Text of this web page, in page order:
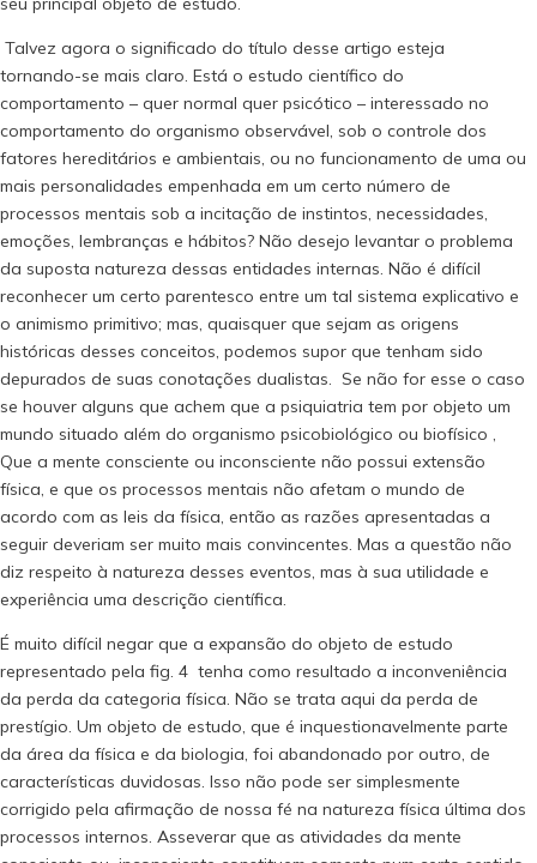
Talvez agora o significado do título desse artigo esteja
tornando-se mais claro. Está o estudo científico do
comportamento – quer normal quer psicótico – interessado no
comportamento do organismo observável, sob o controle dos
fatores hereditários e ambientais, ou no funcionamento de uma ou
mais personalidades empenhada em um certo número de
processos mentais sob a incitação de instintos, necessidades,
emoções, lembranças e hábitos? Não desejo levantar o problema
da suposta natureza dessas entidades internas. Não é difícil
reconhecer um certo parentesco entre um tal sistema explicativo e
o animismo primitivo; mas, quaisquer que sejam as origens
históricas desses conceitos, podemos supor que tenham sido
depurados de suas conotações dualistas. Se não for esse o caso
se houver alguns que achem que a psiquiatria tem por objeto um
mundo situado além do organismo psicobiológico ou biofísico ,
Que a mente consciente ou inconsciente não possui extensão
física, e que os processos mentais não afetam o mundo de
acordo com as leis da física, então as razões apresentadas a
seguir deveriam ser muito mais convincentes. Mas a questão não
diz respeito à natureza desses eventos, mas à sua utilidade e
experiência uma descrição científica.
É muito difícil negar que a expansão do objeto de estudo
representado pela fig. 4 tenha como resultado a inconveniência
da perda da categoria física. Não se trata aqui da perda de
prestígio. Um objeto de estudo, que é inquestionavelmente parte
da área da física e da biologia, foi abandonado por outro, de
características duvidosas. Isso não pode ser simplesmente
corrigido pela afirmação de nossa fé na natureza física última dos
processos internos. Asseverar que as atividades da mente